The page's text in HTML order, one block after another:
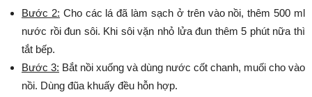
Bước 2: Cho các lá đã làm sạch ở trên vào nồi, thêm 500 ml
nước rồi đun sôi. Khi sôi vặn nhỏ lửa đun thêm 5 phút nữa thì
tắt bếp.
Bước 3: Bắt nồi xuống và dùng nước cốt chanh, muối cho vào
nồi. Dùng đũa khuấy đều hỗn hợp.